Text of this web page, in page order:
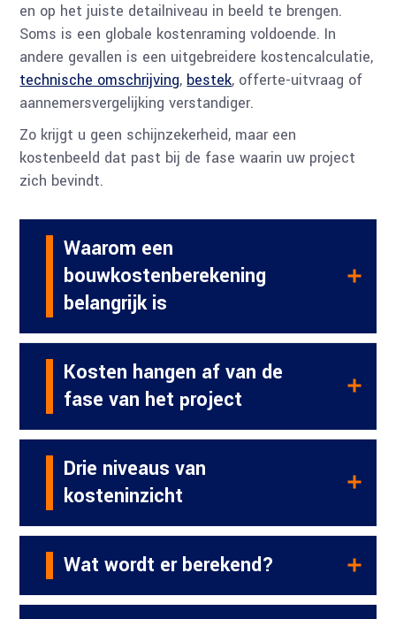
en op het juiste detailniveau in beeld te brengen.
Soms is een globale kostenraming voldoende. In
andere gevallen is een uitgebreidere kostencalculatie,
technische omschrijving, bestek, offerte-uitvraag of
aannemersvergelijking verstandiger.
Zo krijgt u geen schijnzekerheid, maar een
kostenbeeld dat past bij de fase waarin uw project
zich bevindt.
Waarom een
bouwkostenberekening
belangrijk is
Kosten hangen af van de
fase van het project
Drie niveaus van
kosteninzicht
Wat wordt er berekend?